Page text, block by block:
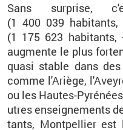
Sans sur­prise,
(1 400 039 ha­bi­tants,
(1 175 623 ha­bi­tants,
aug­mente le plus
quasi stable dans
comme l'Ariège,
ou les Hautes-
utres en­sei­gne­ments
tants, Mont­pel­lier est